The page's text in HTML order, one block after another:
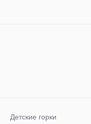
Детские горки